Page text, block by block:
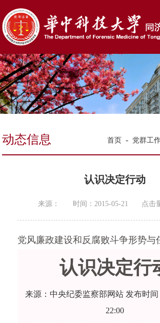
动态信息 首页 - 党群工
认识决定行动
来源： 时间：2015-05-21 点击
党风廉政建设和反腐败斗争形势与
认识决定行
来源：中央纪委监察部网站 发布时间
22:00